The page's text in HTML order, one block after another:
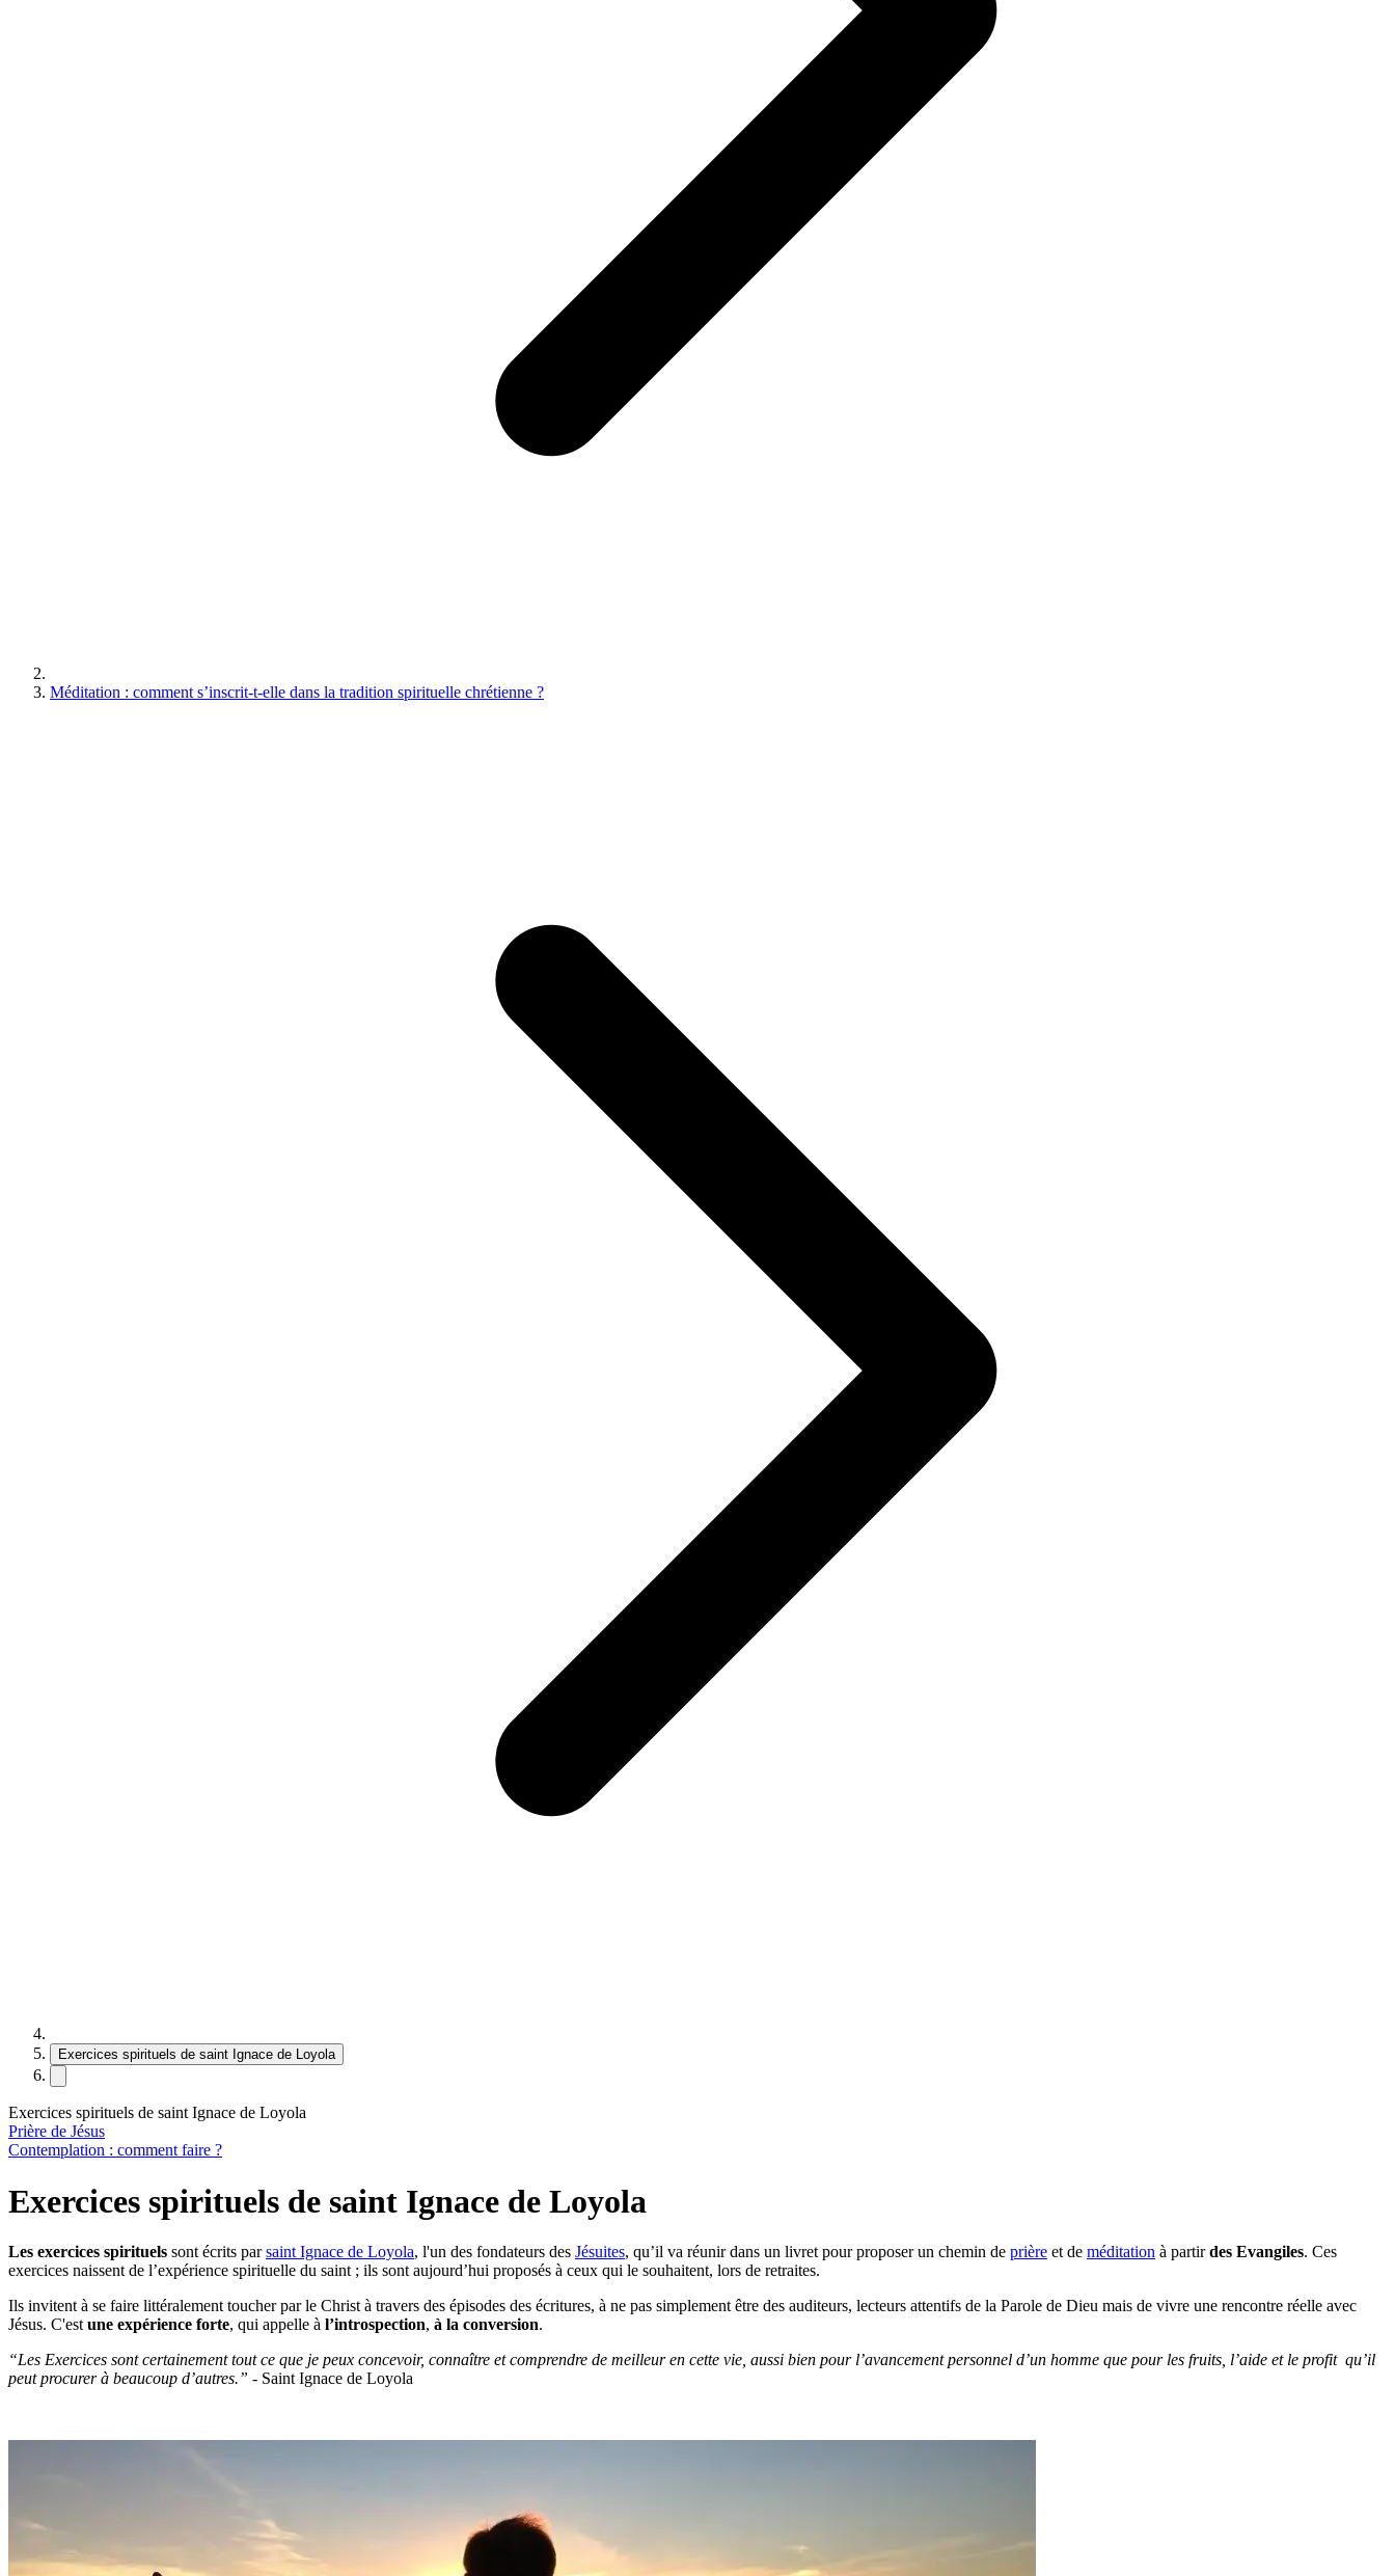
Méditation : comment s’inscrit-t-elle dans la tradition spirituelle chrétienne ?
Exercices spirituels de saint Ignace de Loyola
Exercices spirituels de saint Ignace de Loyola
Prière de Jésus
Contemplation : comment faire ?
Exercices spirituels de saint Ignace de Loyola
Les exercices spirituels sont écrits parsaint Ignace de Loyola, l'un des fondateurs des Jésuites, qu’il va réunir dans un livret pour proposer un chemin de prière et de méditation à partirdes Evangiles. Ces
exercices naissent de l’expérience spirituelle du saint ; ils sont aujourd’hui proposés à ceux qui le souhaitent, lors de retraites.
Ils invitent à se faire littéralement toucher par le Christ à travers des épisodes des écritures, à ne pas simplement être des auditeurs, lecteurs attentifs de la Parole de Dieu mais de vivre une rencontre réelle avec
Jésus. C'est une expérience forte, qui appelle à l’introspection, à la conversion.
“Les Exercices sont certainement tout ce que je peux concevoir, connaître et comprendre de meilleur en cette vie, aussi bien pour l’avancement personnel d’un homme que pour les fruits, l’aide et le profit qu’il
peut procurer à beaucoup d’autres.” - Saint Ignace de Loyola